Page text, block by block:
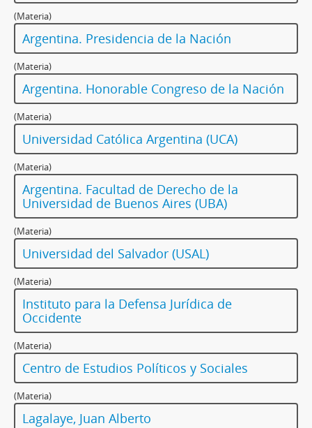
(Materia)
Argentina. Presidencia de la Nación
(Materia)
Argentina. Honorable Congreso de la Nación
(Materia)
Universidad Católica Argentina (UCA)
(Materia)
Argentina. Facultad de Derecho de la
Universidad de Buenos Aires (UBA)
(Materia)
Universidad del Salvador (USAL)
(Materia)
Instituto para la Defensa Jurídica de
Occidente
(Materia)
Centro de Estudios Políticos y Sociales
(Materia)
Lagalaye, Juan Alberto